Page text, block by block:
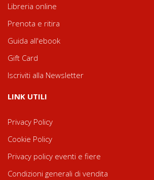
Libreria online
Prenota e ritira
Guida all'ebook
Gift Card
Iscriviti alla Newsletter
LINK UTILI
Privacy Policy
Cookie Policy
Privacy policy eventi e fiere
Condizioni generali di vendita